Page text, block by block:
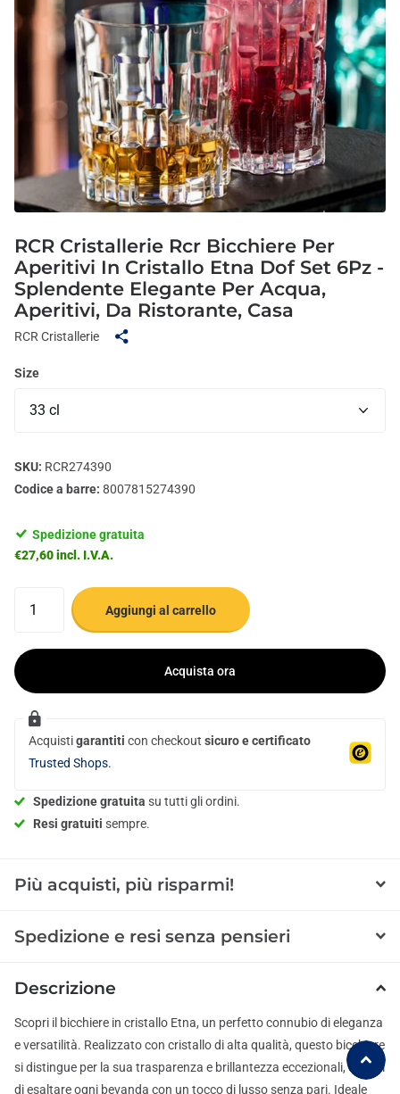
RCR Cristallerie Rcr Bicchiere Per
Aperitivi In Cristallo Etna Dof Set 6Pz -
Splendente Elegante Per Acqua,
Aperitivi, Da Ristorante, Casa
RCR Cristallerie
Size
SKU: RCR274390
Codice a barre: 8007815274390
Spedizione gratuita
€27,60 incl. I.V.A.
Aggiungi al carrello
Acquista ora
Acquistigarantiti con checkout sicuro e certificato
Trusted Shops.
Spedizione gratuita su tutti gli ordini.
Resi gratuiti sempre.
Più acquisti, più risparmi!
Spedizione e resi senza pensieri
Descrizione
Scopri il bicchiere in cristallo Etna, un perfetto connubio di eleganza
e versatilità. Realizzato con cristallo di alta qualità, questo bicchiere
si distingue per la sua trasparenza e brillantezza eccezionali, capaci
di esaltare ogni bevanda con un tocco di lusso senza pari. Ideale